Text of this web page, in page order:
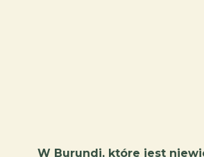
W Burundi, które jest